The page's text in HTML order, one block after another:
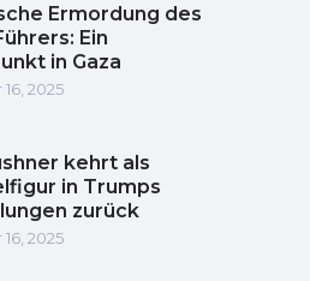
Ermordung des
Ein
in Gaza
2025
kehrt als
in Trumps
zurück
2025